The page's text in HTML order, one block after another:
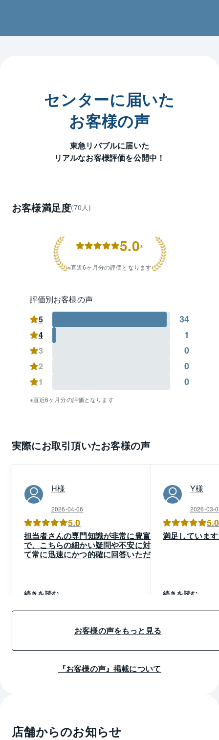
お客様にご安心いただき、ご満足いただけるよう、き
フ一同、皆様のご来店を心よりお待ち申し上げており
ます。
東急リバブル 三軒茶屋センター
センター長 宮井 宏和
センターに届いた
お客様の声
東急リバブルに届いた
リアルなお客様評価を公開中！
お客様満足度(70人)
5.0※
直近6ヶ月分の評価となります
評価別お客様の声
5
34
4 1
3 0
2 0
1 0
直近6ヶ月分の評価となります
実際にお取引頂いたお客様の声
H様
2026-04-06
5.0
担当者さんの専門知識が非常に豊富
で、こちらの細かい疑問や不安に対し
て常に迅速にかつ的確に回答いただけ
かげで、終始安心感を持って取引を進
当初はコミュニケーションが取れず多
て問題なくお世話様でした。
続きを読む
Y様
2026-03-
5.0
満足していま
続きを読む
お客様の声をもっと見る
『お客様の声』掲載について
店舗からのお知らせ